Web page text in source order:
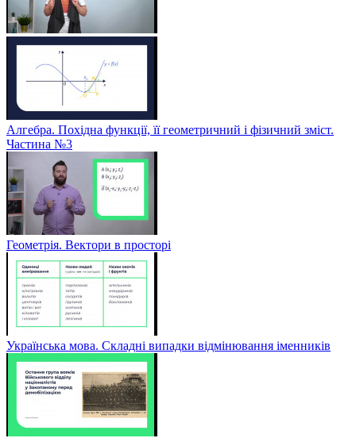
Алгебра. Похідна функції, її геометричний і фізичний зміст.
Частина №3
Геометрія. Вектори в просторі
Українська мова. Складні випадки відмінювання іменників